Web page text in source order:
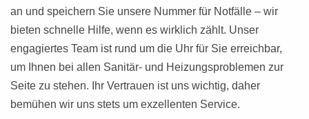
an und speichern Sie unsere Nummer für Notfälle – wir
bieten schnelle Hilfe, wenn es wirklich zählt. Unser
engagiertes Team ist rund um die Uhr für Sie erreichbar,
um Ihnen bei allen Sanitär- und Heizungsproblemen zur
Seite zu stehen. Ihr Vertrauen ist uns wichtig, daher
bemühen wir uns stets um exzellenten Service.